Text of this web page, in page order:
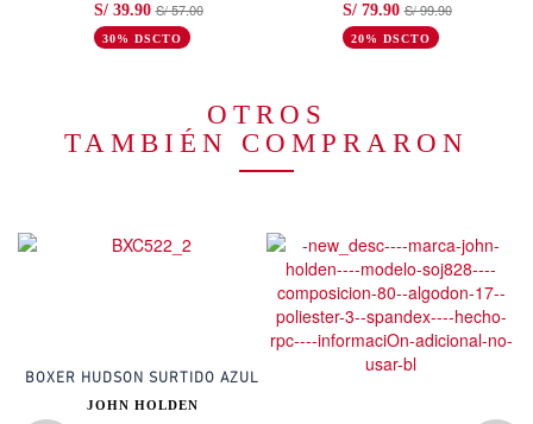
S/ 39.90 S/ 57.00
30% DSCTO
S/ 79.90 S/ 99.90
20% DSCTO
OTROS
TAMBIÉN COMPRARON
BOXER HUDSON SURTIDO AZUL
JOHN HOLDEN